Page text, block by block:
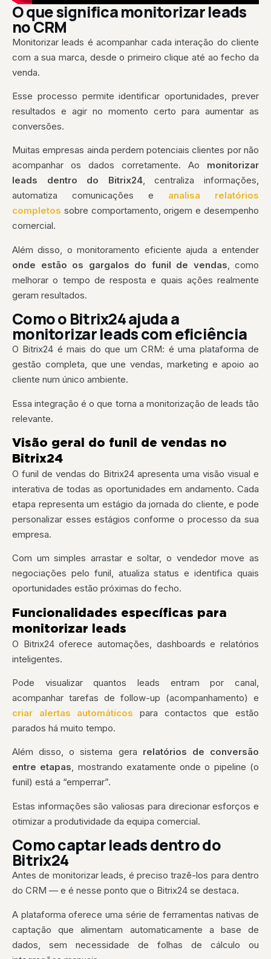
O que significa monitorizar leads
no CRM
Monitorizar leads é acompanhar cada interação do cliente
com a sua marca, desde o primeiro clique até ao fecho da
venda.
Esse processo permite identificar oportunidades, prever
resultados e agir no momento certo para aumentar as
conversões.
Muitas empresas ainda perdem potenciais clientes por não
acompanhar os dados corretamente. Ao monitorizar
leads dentro do Bitrix24, centraliza informações,
automatiza comunicações e analisa relatórios
completos sobre comportamento, origem e desempenho
comercial.
Além disso, o monitoramento eficiente ajuda a entender
onde estão os gargalos do funil de vendas , como
melhorar o tempo de resposta e quais ações realmente
geram resultados.
Como o Bitrix24 ajuda a
monitorizar leads com eficiência
O Bitrix24 é mais do que um CRM: é uma plataforma de
gestão completa, que une vendas, marketing e apoio ao
cliente num único ambiente.
Essa integração é o que torna a monitorização de leads tão
relevante.
Visão geral do funil de vendas no
Bitrix24
O funil de vendas do Bitrix24 apresenta uma visão visual e
interativa de todas as oportunidades em andamento. Cada
etapa representa um estágio da jornada do cliente, e pode
personalizar esses estágios conforme o processo da sua
empresa.
Com um simples arrastar e soltar, o vendedor move as
negociações pelo funil, atualiza status e identifica quais
oportunidades estão próximas do fecho.
Funcionalidades específicas para
monitorizar leads
O Bitrix24 oferece automações, dashboards e relatórios
inteligentes.
Pode visualizar quantos leads entram por canal,
acompanhar tarefas de follow-up (acompanhamento) e
criar alertas automáticos para contactos que estão
parados há muito tempo.
Além disso, o sistema gera relatórios de conversão
entre etapas, mostrando exatamente onde o pipeline (o
funil) está a “emperrar”.
Estas informações são valiosas para direcionar esforços e
otimizar a produtividade da equipa comercial.
Como captar leads dentro do
Bitrix24
Antes de monitorizar leads, é preciso trazê-los para dentro
do CRM — e é nesse ponto que o Bitrix24 se destaca.
A plataforma oferece uma série de ferramentas nativas de
captação que alimentam automaticamente a base de
dados, sem necessidade de folhas de cálculo ou